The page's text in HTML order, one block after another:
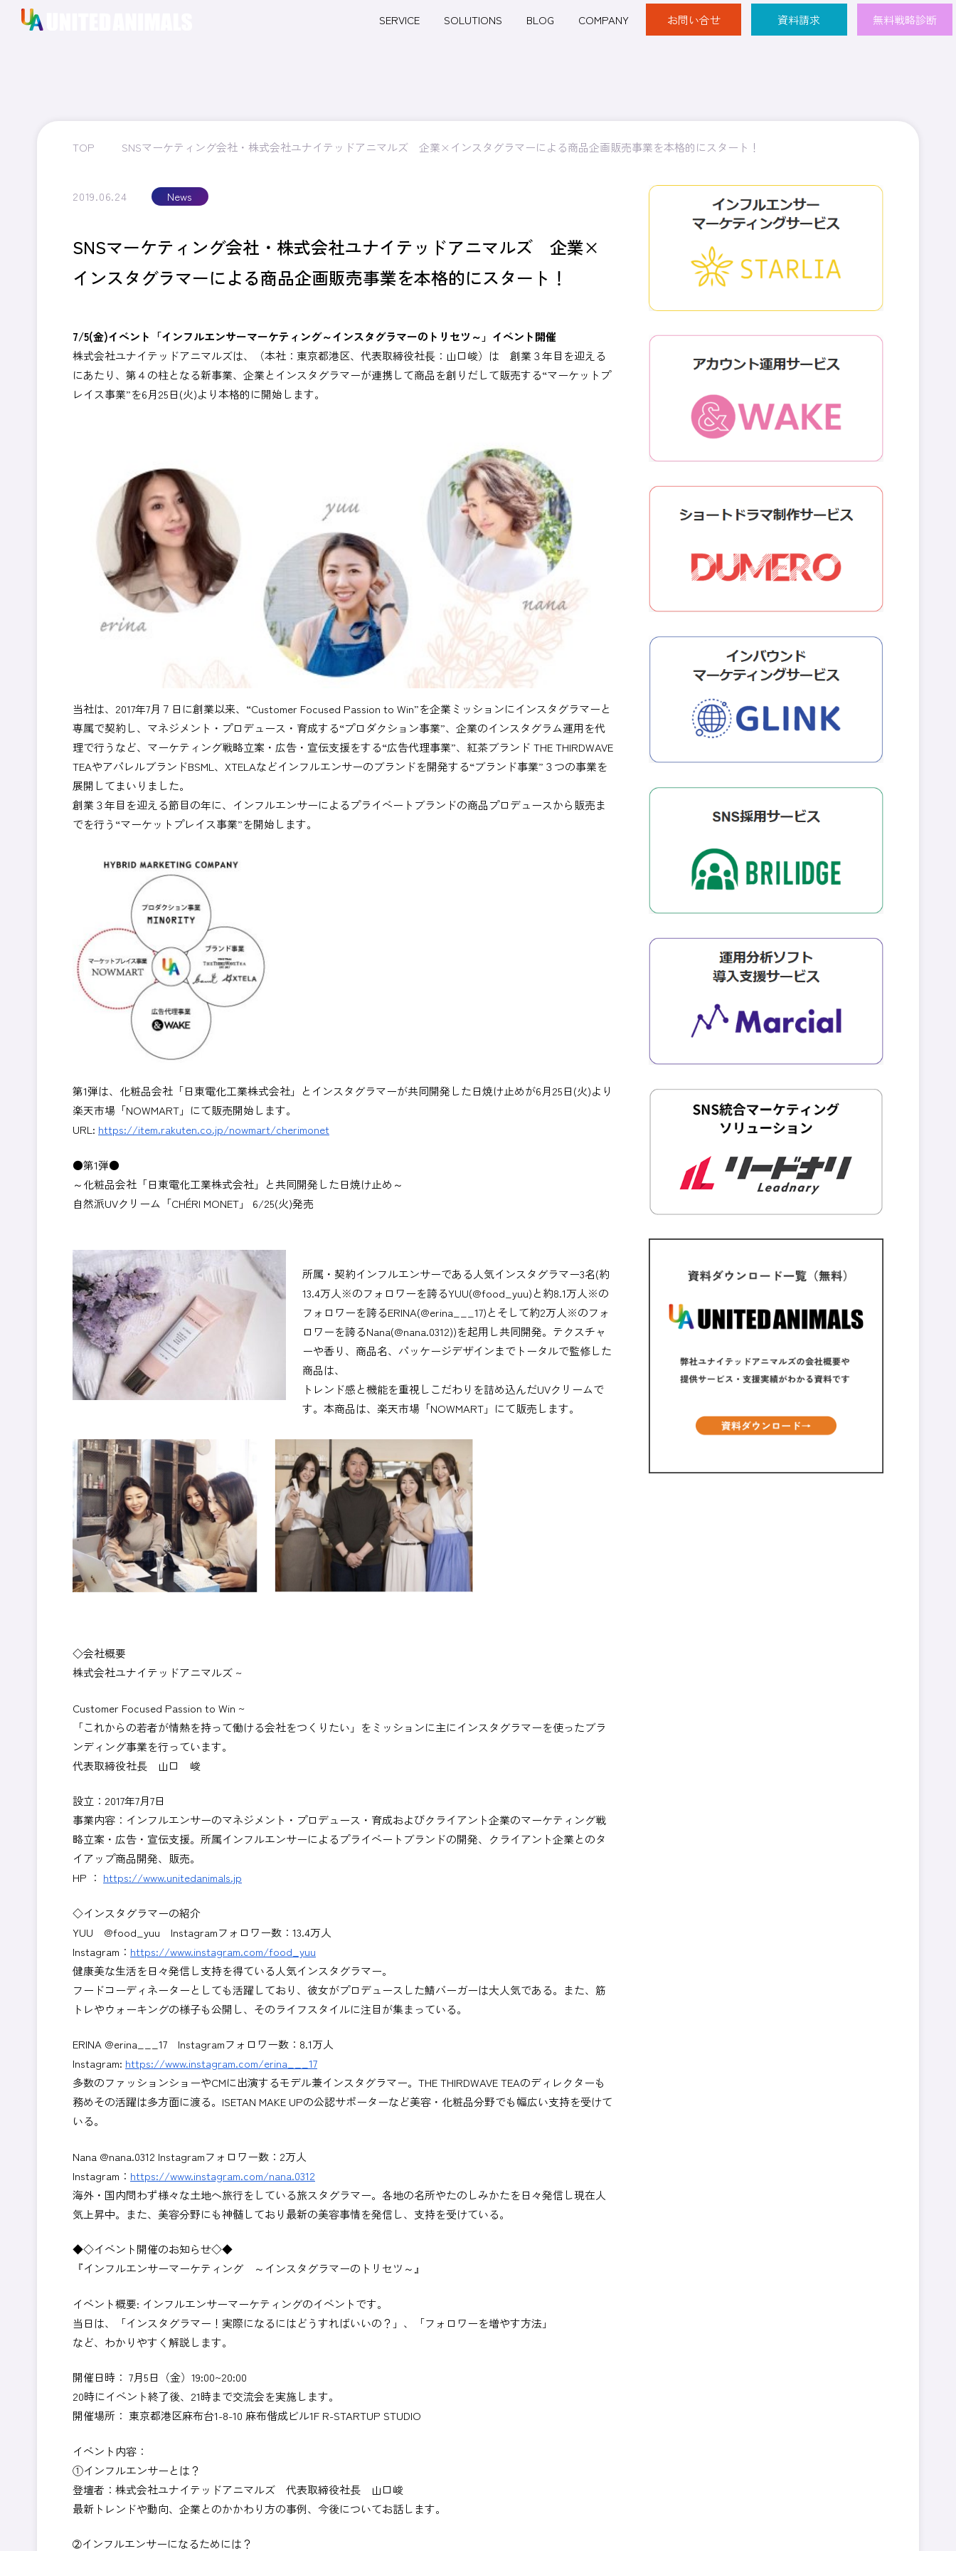
SERVICE SOLUTIONS BLOG COMPANY お問い合せ 資料請求 無料戦略診断
TOP SNSマーケティング会社・株式会社ユナイテッドアニマルズ 企業×インスタグラマーによる商品企画販売事業を本格的にスタート！
2019.06.24 News
SNSマーケティング会社・株式会社ユナイテッドアニマルズ 企業×
インスタグラマーによる商品企画販売事業を本格的にスタート！
7/5(金)イベント「インフルエンサーマーケティング～インスタグラマーのトリセツ～」イベント開催
株式会社ユナイテッドアニマルズは、（本社：東京都港区、代表取締役社⻑：山口峻）は 創業３年目を迎える
にあたり、第４の柱となる新事業、企業とインスタグラマーが連携して商品を創りだして販売する“マーケットプ
レイス事業”を6月25日(火)より本格的に開始します。
当社は、2017年7月７日に創業以来、“Customer Focused Passion to Win”を企業ミッションにインスタグラマーと
専属で契約し、マネジメント・プロデュース・育成する“プロダクション事業”、企業のインスタグラム運用を代
理で行うなど、マーケティング戦略立案・広告・宣伝支援をする“広告代理事業”、紅茶ブランド THE THIRDWAVE
TEAやアパレルブランドBSML、XTELAなどインフルエンサーのブランドを開発する“ブランド事業”３つの事業を
展開してまいりました。
創業３年目を迎える節目の年に、インフルエンサーによるプライベートブランドの商品プロデュースから販売ま
でを行う“マーケットプレイス事業”を開始します。
第1弾は、化粧品会社「日東電化工業株式会社」とインスタグラマーが共同開発した日焼け止めが6月25日(火)より
楽天市場「NOWMART」にて販売開始します。
URL: https://item.rakuten.co.jp/nowmart/cherimonet
●第1弾●
～化粧品会社「日東電化工業株式会社」と共同開発した日焼け止め～
自然派UVクリーム「CHÉRI MONET」 6/25(火)発売
所属・契約インフルエンサーである人気インスタグラマー3名(約
13.4万人※のフォロワーを誇るYUU(@food_yuu)と約8.1万人※の
フォロワーを誇るERINA(@erina___17)とそして約2万人※のフォ
ロワーを誇るNana(@nana.0312))を起用し共同開発。テクスチャ
ーや香り、商品名、パッケージデザインまでトータルで監修した
商品は、
トレンド感と機能を重視しこだわりを詰め込んだUVクリームで
す。本商品は、楽天市場「NOWMART」にて販売します。
◇会社概要
株式会社ユナイテッドアニマルズ ~
Customer Focused Passion to Win ~
「これからの若者が情熱を持って働ける会社をつくりたい」をミッションに主にインスタグラマーを使ったブラ
ンディング事業を行っています。
代表取締役社長 山口 峻
設立：2017年7月7日
事業内容：インフルエンサーのマネジメント・プロデュース・育成およびクライアント企業のマーケティング戦
略立案・広告・宣伝支援。所属インフルエンサーによるプライベートブランドの開発、クライアント企業とのタ
イアップ商品開発、販売。
HP ： https://www.unitedanimals.jp
◇インスタグラマーの紹介
YUU @food_yuu Instagramフォロワー数：13.4万人
Instagram： https://www.instagram.com/food_yuu
健康美な生活を日々発信し支持を得ている人気インスタグラマー。
フードコーディネーターとしても活躍しており、彼女がプロデュースした鯖バーガーは大人気である。また、筋
トレやウォーキングの様子も公開し、そのライフスタイルに注目が集まっている。
ERINA @erina___17 Instagramフォロワー数：8.1万人
Instagram: https://www.instagram.com/erina___17
多数のファッションショーやCMに出演するモデル兼インスタグラマー。THE THIRDWAVE TEAのディレクターも
務めその活躍は多方面に渡る。ISETAN MAKE UPの公認サポーターなど美容・化粧品分野でも幅広い支持を受けて
いる。
Nana @nana.0312 Instagramフォロワー数：2万人
Instagram： https://www.instagram.com/nana.0312
海外・国内問わず様々な土地へ旅行をしている旅スタグラマー。各地の名所やたのしみかたを日々発信し現在人
気上昇中。また、美容分野にも神髄しており最新の美容事情を発信し、支持を受けている。
◆◇イベント開催のお知らせ◇◆
『インフルエンサーマーケティング ～インスタグラマーのトリセツ～』
イベント概要: インフルエンサーマーケティングのイベントです。
当日は、「インスタグラマー！実際になるにはどうすればいいの？」、「フォロワーを増やす方法」
など、わかりやすく解説します。
開催日時： 7月5日（金）19:00~20:00
20時にイベント終了後、21時まで交流会を実施します。
開催場所： 東京都港区麻布台1-8-10 麻布偕成ビル1F R-STARTUP STUDIO
イベント内容：
①インフルエンサーとは？
登壇者：株式会社ユナイテッドアニマルズ 代表取締役社長 山口峻
最新トレンドや動向、企業とのかかわり方の事例、今後についてお話します。
➁インフルエンサーになるためには？